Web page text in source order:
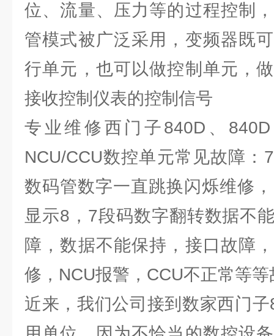
位、流量、压力等的过程控制
管模式被广泛采用，变频器既
行单元，也可以做控制单元，
接收控制仪表的控制信号
专业维修西门子840D、
NCU/CCU数控单元常见故障：
数码管数字一直跳换闪烁维修
显示8，7段码数字翻转数据不
障，数据不能保持，接口故障
修，NCU报警，CCU不正常等
近来，我们公司接到数家西门